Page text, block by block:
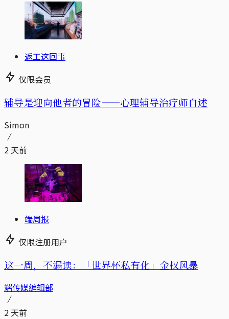
返工这回事
仅限会员
辅导是迎向他者的冒险——心理辅导治疗师自述
Simon
2 天前
端周报
仅限注册用户
这一周，不漏读：「世界杯私有化」金权风暴
端传媒编辑部
2 天前